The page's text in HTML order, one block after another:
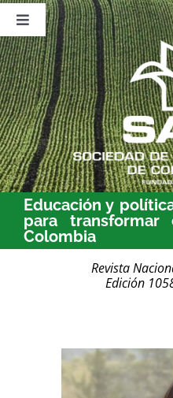
Saltar
contenido
Toggle
Navigation
Nosotros
Publicaciones
Sala de Prensa
Eventos
Educación y
para
Colombia
Revista
Edición